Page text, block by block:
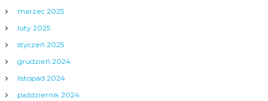
marzec 2025
luty 2025
styczeń 2025
grudzień 2024
listopad 2024
październik 2024